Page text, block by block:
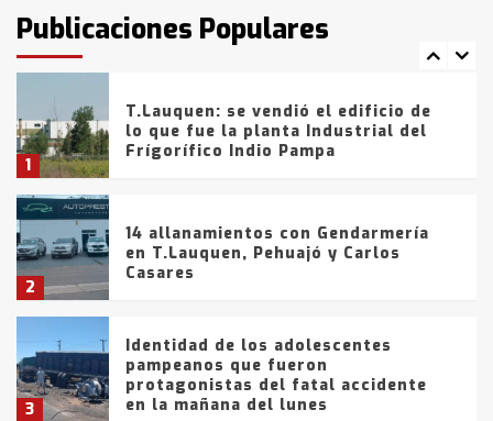
Publicaciones Populares
fueron detenidos por
comercialización de drogas en la
tarde del sábado
1
T.Lauquen: se vendió el edificio de
lo que fue la planta Industrial del
Frígorífico Indio Pampa
2
14 allanamientos con Gendarmería
en T.Lauquen, Pehuajó y Carlos
Casares
3
Identidad de los adolescentes
pampeanos que fueron
protagonistas del fatal accidente
en la mañana del lunes